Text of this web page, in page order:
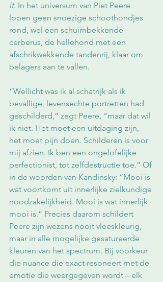
it. In het universum van Piet Peere
lopen geen snoezige schoothondjes
rond, wel een schuimbekkende
cerberus, de hellehond met een
afschrikwekkende tandenrij, klaar om
belagers aan te vallen.
“Wellicht was ik al schatrijk als ik
bevallige, levensechte portretten had
geschilderd,” zegt Peere, “maar dat wil
ik niet. Het moet een uitdaging zijn,
het moet pijn doen. Schilderen is voor
mij afzien. Ik ben een ongelofelijke
perfectionist, tot zelfdestructie toe.” Of
in de woorden van Kandinsky: “Mooi is
wat voortkomt uit innerlijke zielkundige
noodzakelijkheid. Mooi is wat innerlijk
mooi is.” Precies daarom schildert
Peere zijn wezens nooit vleeskleurig,
maar in alle mogelijke gesatureerde
kleuren van het spectrum. Bij voorkeur
die nuance die exact resoneert met de
emotie die weergegeven wordt – elk